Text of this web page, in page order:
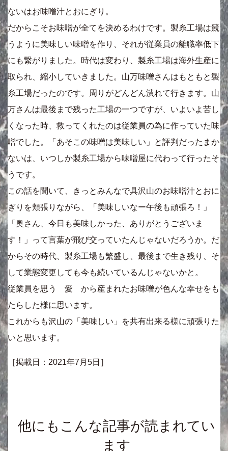
ないはお味噌汁とおにぎり。
だからこそお味噌が全てを決めるわけです。製糸工場は競
うように美味しい味噌を作り、それが従業員の離職率低下
にも繋がりました。時代は変わり、製糸工場は海外生産に
取られ、縮小していきました。山万味噌さんはもともと製
糸工場だったのです。周りがどんどん潰れて行きます。山
万さんは最後まで残った工場の一つですが、いよいよ苦し
くなった時、救ってくれたのは従業員の為に作っていた味
噌でした。「あそこの味噌は美味しい」と評判だったまか
ないは、いつしか製糸工場から味噌屋に代わって行ったそ
うです。
この話を聞いて、きっとみんなで具沢山のお味噌汁とおに
ぎりを頬張りながら、「美味しいなー午後も頑張ろ！」
「奥さん、今日も美味しかった、ありがとうございま
す！」って言葉が飛び交っていたんじゃないだろうか。だ
からその時代、製糸工場も繁盛し、最後まで生き残り、そ
して業態変更しても今も続いているんじゃないかと。
従業員を思う 愛 から産まれたお味噌が色んな幸せをも
たらした様に思います。
これからも沢山の「美味しい」を共有出来る様に頑張りた
いと思います。
［掲載日：2021年7月5日］
他にもこんな記事が読まれてい
ます